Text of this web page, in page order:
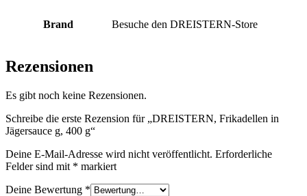
Brand Besuche den DREISTERN-Store
Rezensionen
Es gibt noch keine Rezensionen.
Schreibe die erste Rezension für „DREISTERN, Frikadellen in
Jägersauce g, 400 g“
Deine E-Mail-Adresse wird nicht veröffentlicht. Erforderliche
Felder sind mit * markiert
Deine Bewertung *